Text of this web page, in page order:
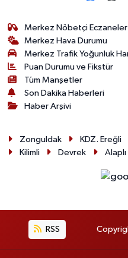
Merkez Nöbetçi Eczaneler
Merkez Hava Durumu
Merkez Trafik Yoğunluk
Puan Durumu ve Fikstür
Tüm Manşetler
Son Dakika Haberleri
Haber Arşivi
Zonguldak KDZ. Ereğli
Kilimli
Devrek Alaplı
RSS